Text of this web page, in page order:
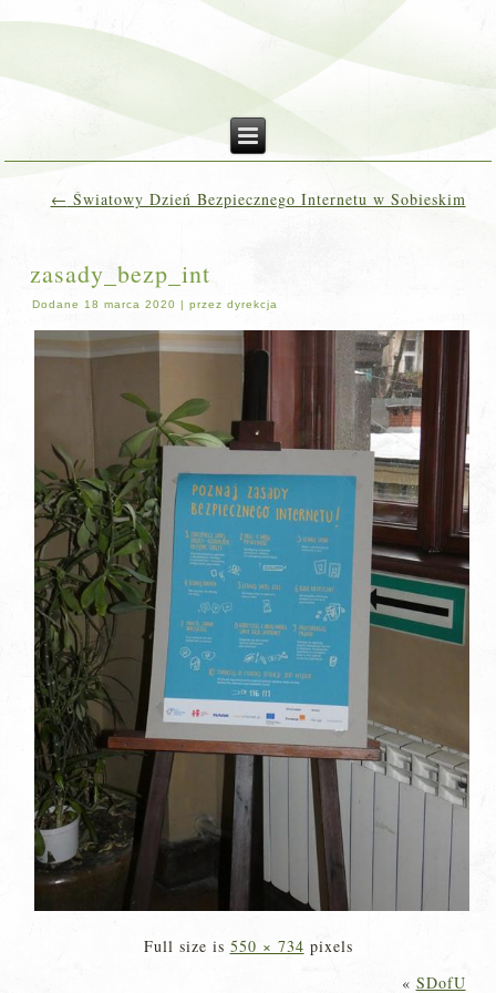
← Światowy Dzień Bezpiecznego Internetu w Sobieskim
zasady_bezp_int
Dodane 18 marca 2020 |przez dyrekcja
Full size is 550 × 734 pixels
« SDofU